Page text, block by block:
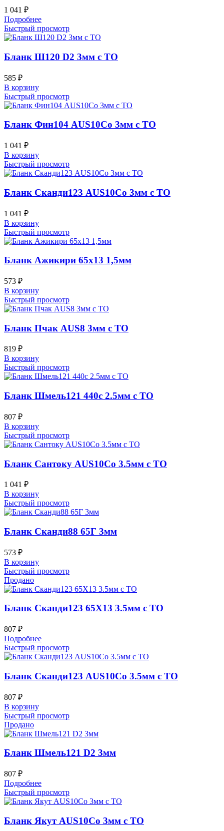
1 041 ₽
Подробнее
Быстрый просмотр
Бланк Ш120 D2 3мм с ТО
585 ₽
В корзину
Быстрый просмотр
Бланк Фин104 AUS10Co 3мм с ТО
1 041 ₽
В корзину
Быстрый просмотр
Бланк Сканди123 AUS10Co 3мм с ТО
1 041 ₽
В корзину
Быстрый просмотр
Бланк Ажикири 65х13 1,5мм
573 ₽
В корзину
Быстрый просмотр
Бланк Пчак AUS8 3мм с ТО
819 ₽
В корзину
Быстрый просмотр
Бланк Шмель121 440c 2.5мм с ТО
807 ₽
В корзину
Быстрый просмотр
Бланк Сантоку AUS10Co 3.5мм с ТО
1 041 ₽
В корзину
Быстрый просмотр
Бланк Сканди88 65Г 3мм
573 ₽
В корзину
Быстрый просмотр
Продано
Бланк Сканди123 65Х13 3.5мм с ТО
807 ₽
Подробнее
Быстрый просмотр
Бланк Сканди123 AUS10Co 3.5мм с ТО
807 ₽
В корзину
Быстрый просмотр
Продано
Бланк Шмель121 D2 3мм
807 ₽
Подробнее
Быстрый просмотр
Бланк Якут AUS10Co 3мм с ТО